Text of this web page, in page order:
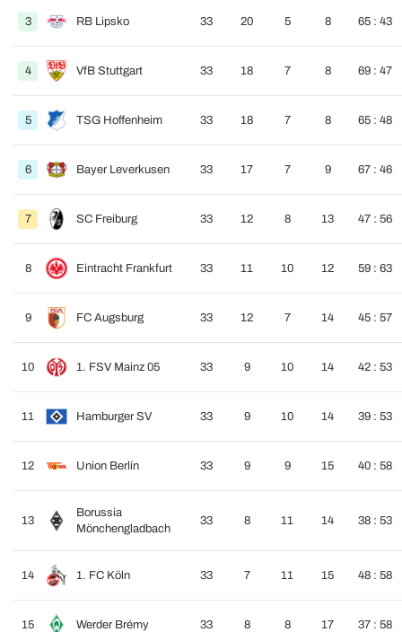
3 RB Lipsko 33 20 5 8 65 : 43
4 VfB Stuttgart 33 18 7 8 69 : 47
5 TSG Hoffenheim 33 18 7 8 65 : 48
6 Bayer Leverkusen 33 17 7 9 67 : 46
7 SC Freiburg 33 12 8 13 47 : 56
8 Eintracht Frankfurt 33 11 10 12 59 : 63
9 FC Augsburg 33 12 7 14 45 : 57
10 1. FSV Mainz 05 33 9 10 14 42 : 53
11 Hamburger SV 33 9 10 14 39 : 53
12 Union Berlín 33 9 9 15 40 : 58
13
Borussia
Mönchengladbach
33 8 11 14 38 : 53
14 1. FC Köln 33 7 11 15 48 : 58
15 Werder Brémy 33 8 8 17 37 : 58